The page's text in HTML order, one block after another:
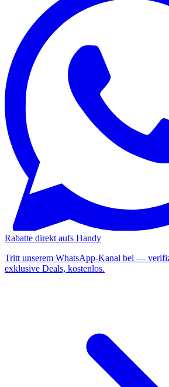
Rabatte direkt aufs Handy
Tritt unserem WhatsApp-Kanal bei —
exklusive Deals, kostenlos.